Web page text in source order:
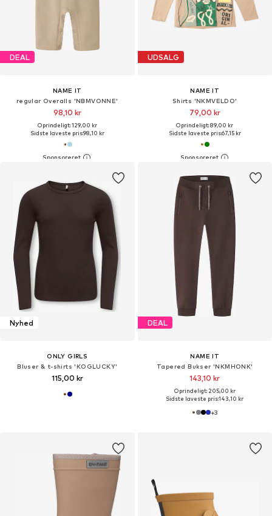
DEAL
NAME IT
regular Overalls 'NBMVONNE'
98,10 kr
Oprindeligt: 129,00 kr
Sidste laveste pris:98,10 kr
UDSALG
NAME IT
Shirts 'NKMVELDO'
79,00 kr
Oprindeligt: 89,00 kr
Sidste laveste pris:67,15 kr
Nyhed
ONLY GIRLS
Bluser & t-shirts 'KOGLUCKY'
115,00 kr
DEAL
NAME IT
Tapered Bukser 'NKMHONK'
143,10 kr
Oprindeligt: 205,00 kr
Sidste laveste pris:143,10 kr
+3